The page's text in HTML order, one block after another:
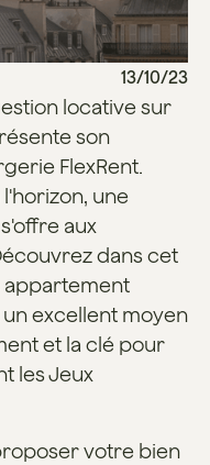
13/10/23
locative sur
son
FlexRent.
une
aux
dans cet
excellent moyen
et la clé pour
les Jeux
votre bien